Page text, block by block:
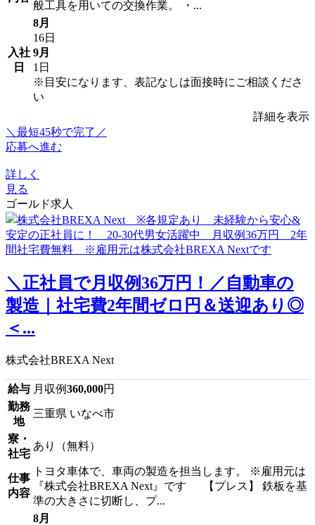
般工具を用いての交換作業。 ・...
入社
日
8月
16日
9月
1日
※目安になります、表記なしは面接時にご相談くださ
い
詳細を表示
＼最短45秒で完了／
応募へ進む
詳しく
見る
ゴールド求人
＼正社員で月収例36万円！／自動車の
製造｜社宅費2年間ゼロ円＆送迎あり◎
＜...
株式会社BREXA Next
給与 月収例360,000円
勤務
地
三重県 いなべ市
寮・
社宅
あり（無料）
仕事
内容
トヨタ車体で、車両の製造を担当します。 ※雇用元は
『株式会社BREXA Next』です 【プレス】 鉄板を基
準の大きさに切断し、プ...
8月